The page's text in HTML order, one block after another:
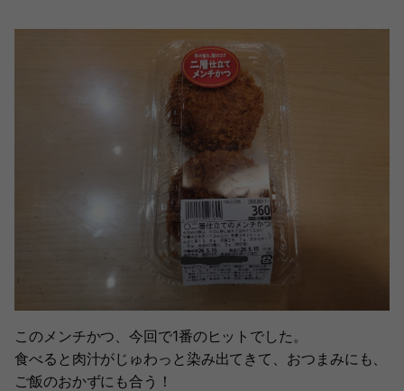
このメンチかつ、今回で1番のヒットでした。
食べると肉汁がじゅわっと染み出てきて、おつまみにも、
ご飯のおかずにも合う！